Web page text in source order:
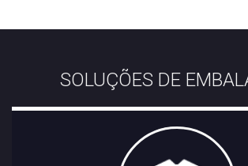
SOLUÇÕES DE